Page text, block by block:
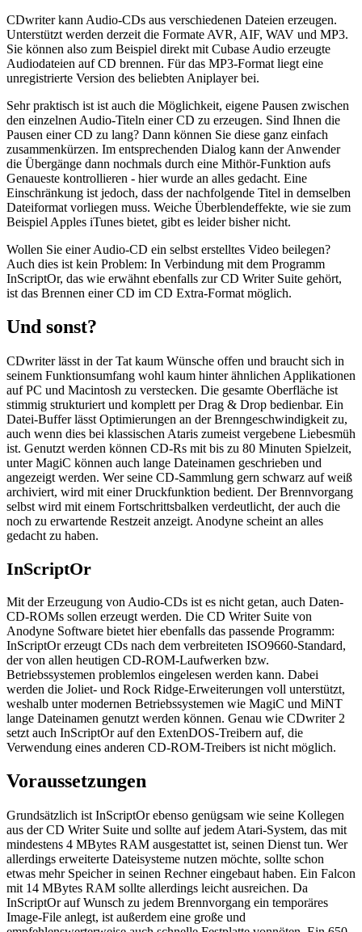
CDwriter kann Audio-CDs aus verschiedenen Dateien erzeugen.
Unterstützt werden derzeit die Formate AVR, AIF, WAV und MP3.
Sie können also zum Beispiel direkt mit Cubase Audio erzeugte
Audiodateien auf CD brennen. Für das MP3-Format liegt eine
unregistrierte Version des beliebten Aniplayer bei.
Sehr praktisch ist ist auch die Möglichkeit, eigene Pausen zwischen
den einzelnen Audio-Titeln einer CD zu erzeugen. Sind Ihnen die
Pausen einer CD zu lang? Dann können Sie diese ganz einfach
zusammenkürzen. Im entsprechenden Dialog kann der Anwender
die Übergänge dann nochmals durch eine Mithör-Funktion aufs
Genaueste kontrollieren - hier wurde an alles gedacht. Eine
Einschränkung ist jedoch, dass der nachfolgende Titel in demselben
Dateiformat vorliegen muss. Weiche Überblendeffekte, wie sie zum
Beispiel Apples iTunes bietet, gibt es leider bisher nicht.
Wollen Sie einer Audio-CD ein selbst erstelltes Video beilegen?
Auch dies ist kein Problem: In Verbindung mit dem Programm
InScriptOr, das wie erwähnt ebenfalls zur CD Writer Suite gehört,
ist das Brennen einer CD im CD Extra-Format möglich.
Und sonst?
CDwriter lässt in der Tat kaum Wünsche offen und braucht sich in
seinem Funktionsumfang wohl kaum hinter ähnlichen Applikationen
auf PC und Macintosh zu verstecken. Die gesamte Oberfläche ist
stimmig strukturiert und komplett per Drag & Drop bedienbar. Ein
Datei-Buffer lässt Optimierungen an der Brenngeschwindigkeit zu,
auch wenn dies bei klassischen Ataris zumeist vergebene Liebesmüh
ist. Genutzt werden können CD-Rs mit bis zu 80 Minuten Spielzeit,
unter MagiC können auch lange Dateinamen geschrieben und
angezeigt werden. Wer seine CD-Sammlung gern schwarz auf weiß
archiviert, wird mit einer Druckfunktion bedient. Der Brennvorgang
selbst wird mit einem Fortschrittsbalken verdeutlicht, der auch die
noch zu erwartende Restzeit anzeigt. Anodyne scheint an alles
gedacht zu haben.
InScriptOr
Mit der Erzeugung von Audio-CDs ist es nicht getan, auch Daten-
CD-ROMs sollen erzeugt werden. Die CD Writer Suite von
Anodyne Software bietet hier ebenfalls das passende Programm:
InScriptOr erzeugt CDs nach dem verbreiteten ISO9660-Standard,
der von allen heutigen CD-ROM-Laufwerken bzw.
Betriebssystemen problemlos eingelesen werden kann. Dabei
werden die Joliet- und Rock Ridge-Erweiterungen voll unterstützt,
weshalb unter modernen Betriebssystemen wie MagiC und MiNT
lange Dateinamen genutzt werden können. Genau wie CDwriter 2
setzt auch InScriptOr auf den ExtenDOS-Treibern auf, die
Verwendung eines anderen CD-ROM-Treibers ist nicht möglich.
Voraussetzungen
Grundsätzlich ist InScriptOr ebenso genügsam wie seine Kollegen
aus der CD Writer Suite und sollte auf jedem Atari-System, das mit
mindestens 4 MBytes RAM ausgestattet ist, seinen Dienst tun. Wer
allerdings erweiterte Dateisysteme nutzen möchte, sollte schon
etwas mehr Speicher in seinen Rechner eingebaut haben. Ein Falcon
mit 14 MBytes RAM sollte allerdings leicht ausreichen. Da
InScriptOr auf Wunsch zu jedem Brennvorgang ein temporäres
Image-File anlegt, ist außerdem eine große und